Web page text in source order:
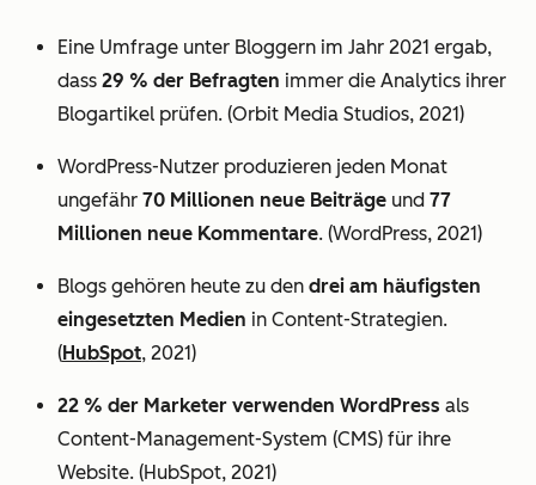
Eine Umfrage unter Bloggern im Jahr 2021 ergab,
dass 29 % der Befragten immer die Analytics ihrer
Blogartikel prüfen. (Orbit Media Studios, 2021)
WordPress-Nutzer produzieren jeden Monat
ungefähr 70 Millionen neue Beiträge und 77
Millionen neue Kommentare. (WordPress, 2021)
Blogs gehören heute zu den drei am häufigsten
eingesetzten Medien in Content-Strategien.
(HubSpot, 2021)
22 % der Marketer verwenden WordPress als
Content-Management-System (CMS) für ihre
Website. (HubSpot, 2021)